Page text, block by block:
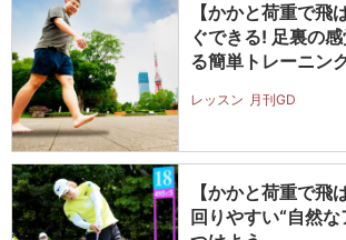
【かかと荷重で
ぐできる! 足裏の
る簡単トレーニン
レッスン 月刊GD
【かかと荷重で
回りやすい“自然